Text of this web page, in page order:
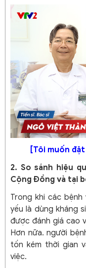
[Tôi muốn
2. So sánh hiệu
Cộng Đồng và tại
Trong khi các bệnh
yếu là dùng kháng
được đánh giá cao
Hơn nữa. người
tốn kém thời gian
việc.